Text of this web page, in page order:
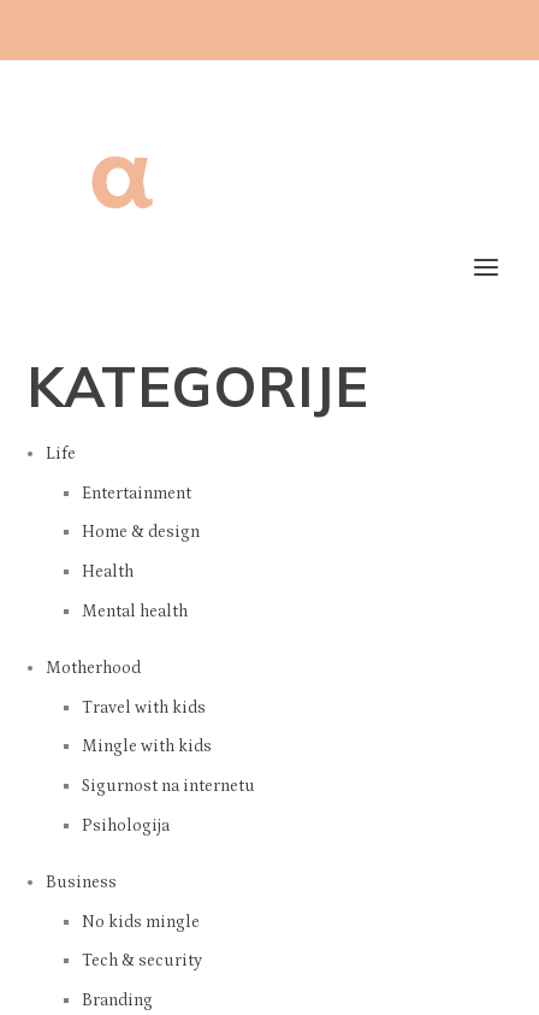
KATEGORIJE
Life
Entertainment
Home & design
Health
Mental health
Motherhood
Travel with kids
Mingle with kids
Sigurnost na internetu
Psihologija
Business
No kids mingle
Tech & security
Branding